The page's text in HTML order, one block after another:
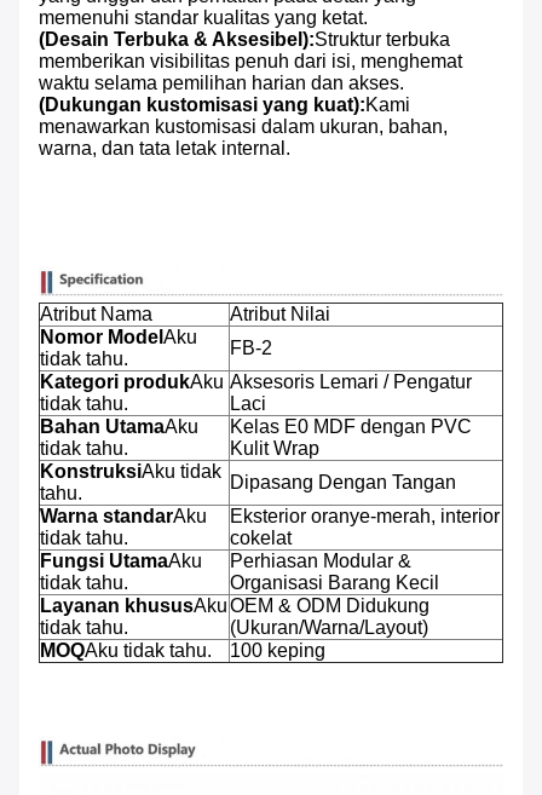
memenuhi standar kualitas yang ketat.
(Desain Terbuka & Aksesibel):Struktur terbuka
memberikan visibilitas penuh dari isi, menghemat
waktu selama pemilihan harian dan akses.
(Dukungan kustomisasi yang kuat):Kami
menawarkan kustomisasi dalam ukuran, bahan,
warna, dan tata letak internal.
Atribut Nama
Atribut Nilai
Nomor Model Aku
tidak tahu.
FB-2
Kategori produkAku
tidak tahu.
Aksesoris Lemari / Pengatur
Laci
Bahan UtamaAku
tidak tahu.
Kelas E0 MDF dengan PVC
Kulit Wrap
KonstruksiAku tidak
tahu.
Dipasang Dengan Tangan
Warna standarAku
tidak tahu.
Eksterior oranye-merah, interior
cokelat
Fungsi UtamaAku
tidak tahu.
Perhiasan Modular &
Organisasi Barang Kecil
Layanan khususAku
tidak tahu.
OEM & ODM Didukung
(Ukuran/Warna/Layout)
MOQAku tidak tahu. 100 keping